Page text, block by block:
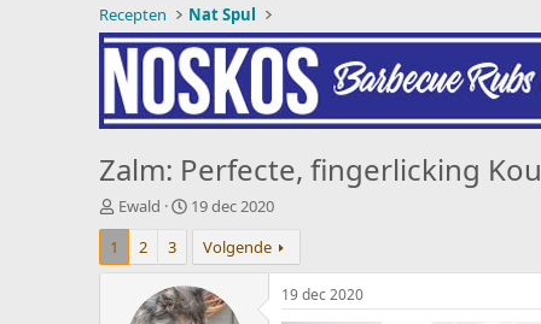
Recepten
Nat Spul
Zalm: Perfecte, fingerlicking
O
n
e
Ewald
S
r
t
d
19 dec 2020
1
2 3 Volgende
19 dec 2020